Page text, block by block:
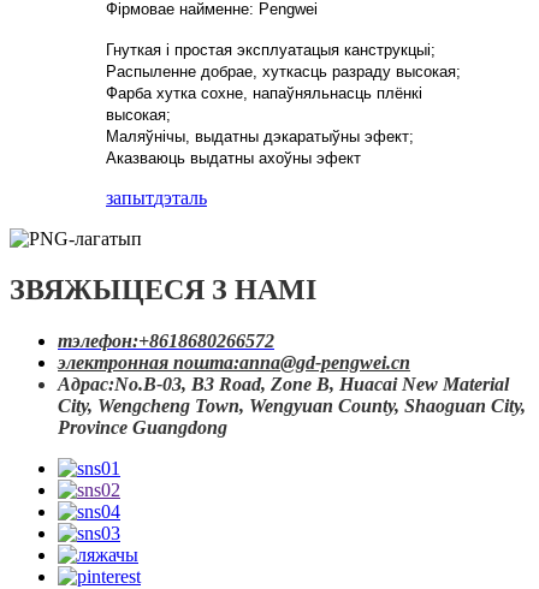
Фірмовае найменне: Pengwei
Гнуткая і простая эксплуатацыя канструкцыі;
Распыленне добрае, хуткасць разраду высокая;
Фарба хутка сохне, напаўняльнасць плёнкі
высокая;
Маляўнічы, выдатны дэкаратыўны эфект;
Аказваюць выдатны ахоўны эфект
запытдэталь
ЗВЯЖЫЦЕСЯ З НАМІ
тэлефон:+8618680266572
электронная пошта:anna@gd-pengwei.cn
Адрас:No.B-03, B3 Road, Zone B, Huacai New Material
City, Wengcheng Town, Wengyuan County, Shaoguan City,
Province Guangdong